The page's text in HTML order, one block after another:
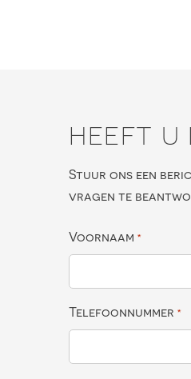
HEEFT U
Stuur ons een
vragen te
Voornaam *
Telefoonnummer *